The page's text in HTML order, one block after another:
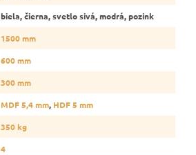
biela, čierna, svetlo sivá, modrá, pozink
1500 mm
600 mm
300 mm
MDF 5,4 mm, HDF 5 mm
350 kg
4